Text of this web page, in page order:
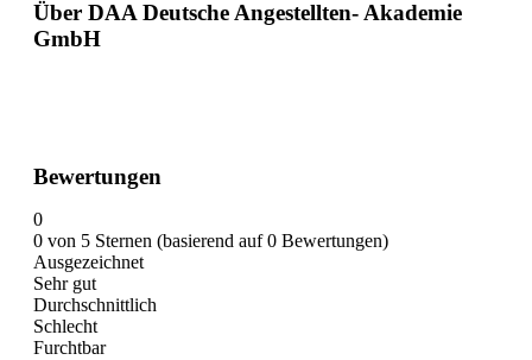
Über DAA Deutsche Angestellten- Akademie
GmbH
Bewertungen
0
0 von 5 Sternen (basierend auf 0 Bewertungen)
Ausgezeichnet
Sehr gut
Durchschnittlich
Schlecht
Furchtbar